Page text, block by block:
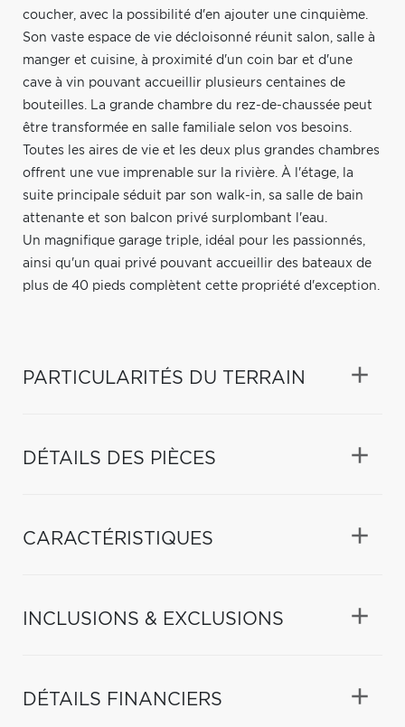
coucher, avec la possibilité d'en ajouter une cinquième.
Son vaste espace de vie décloisonné réunit salon, salle à
manger et cuisine, à proximité d'un coin bar et d'une
cave à vin pouvant accueillir plusieurs centaines de
bouteilles. La grande chambre du rez-de-chaussée peut
être transformée en salle familiale selon vos besoins.
Toutes les aires de vie et les deux plus grandes chambres
offrent une vue imprenable sur la rivière. À l'étage, la
suite principale séduit par son walk-in, sa salle de bain
attenante et son balcon privé surplombant l'eau.
Un magnifique garage triple, idéal pour les passionnés,
ainsi qu'un quai privé pouvant accueillir des bateaux de
plus de 40 pieds complètent cette propriété d'exception.
PARTICULARITÉS DU TERRAIN
DÉTAILS DES PIÈCES
CARACTÉRISTIQUES
INCLUSIONS & EXCLUSIONS
DÉTAILS FINANCIERS